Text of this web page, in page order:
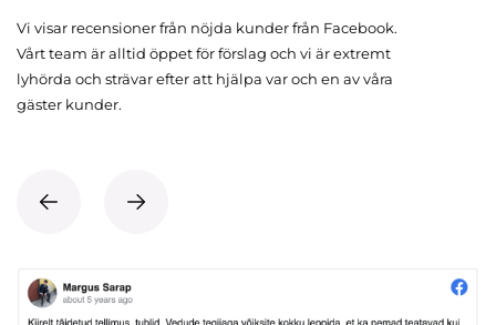
Vi visar recensioner från nöjda kunder från Facebook.
Vårt team är alltid öppet för förslag och vi är extremt
lyhörda och strävar efter att hjälpa var och en av våra
gäster kunder.